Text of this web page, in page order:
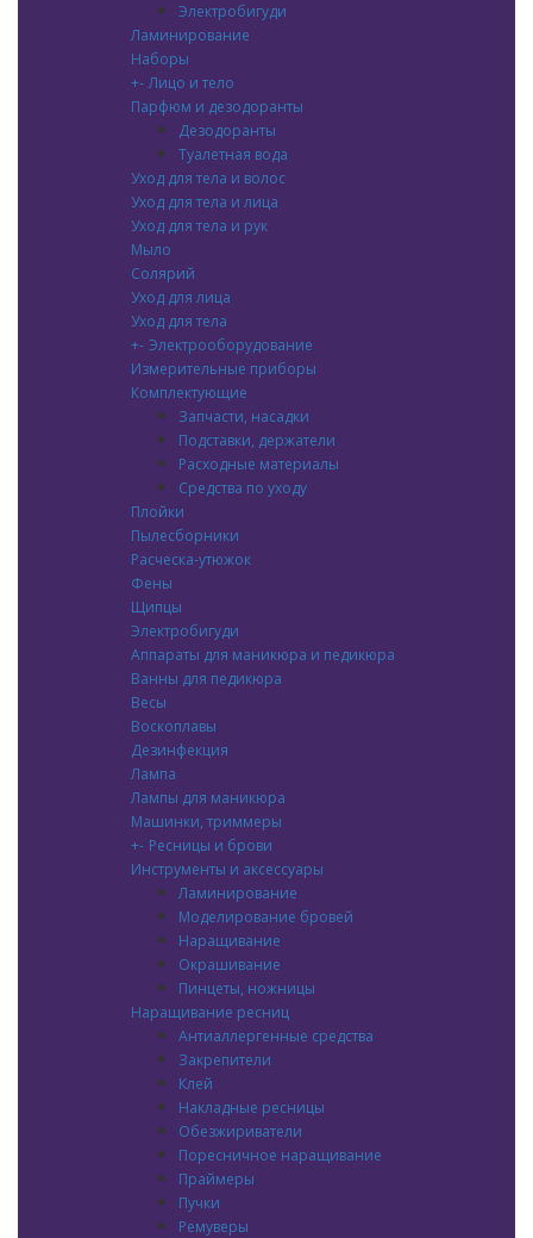
Электробигуди
Ламинирование
Наборы
+- Лицо и тело
Парфюм и дезодоранты
Дезодоранты
Туалетная вода
Уход для тела и волос
Уход для тела и лица
Уход для тела и рук
Мыло
Солярий
Уход для лица
Уход для тела
+- Электрооборудование
Измерительные приборы
Комплектующие
Запчасти, насадки
Подставки, держатели
Расходные материалы
Средства по уходу
Плойки
Пылесборники
Расческа-утюжок
Фены
Щипцы
Электробигуди
Аппараты для маникюра и педикюра
Ванны для педикюра
Весы
Воскоплавы
Дезинфекция
Лампа
Лампы для маникюра
Машинки, триммеры
+- Ресницы и брови
Инструменты и аксессуары
Ламинирование
Моделирование бровей
Наращивание
Окрашивание
Пинцеты, ножницы
Наращивание ресниц
Антиаллергенные средства
Закрепители
Клей
Накладные ресницы
Обезжириватели
Поресничное наращивание
Праймеры
Пучки
Ремуверы